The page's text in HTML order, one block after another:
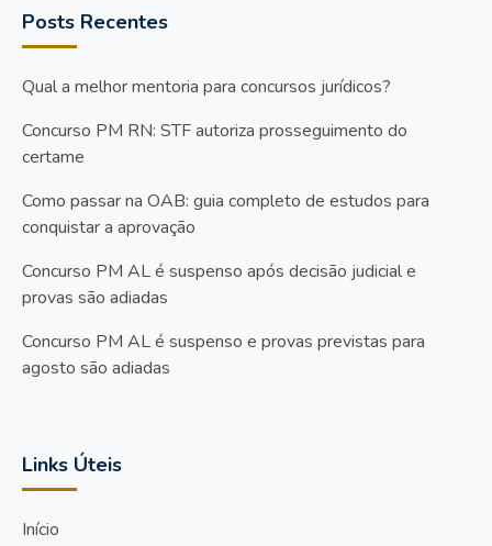
Posts Recentes
Qual a melhor mentoria para concursos jurídicos?
Concurso PM RN: STF autoriza prosseguimento do
certame
Como passar na OAB: guia completo de estudos para
conquistar a aprovação
Concurso PM AL é suspenso após decisão judicial e
provas são adiadas
Concurso PM AL é suspenso e provas previstas para
agosto são adiadas
Links Úteis
Início